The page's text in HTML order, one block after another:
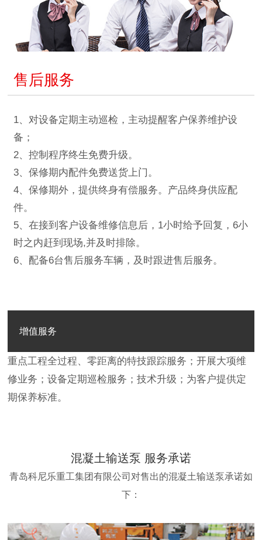
售后服务
1、对设备定期主动巡检，主动提醒客户保养维护设
备；
2、控制程序终生免费升级。
3、保修期内配件免费送货上门。
4、保修期外，提供终身有偿服务。产品终身供应配
件。
5、在接到客户设备维修信息后，1小时给予回复，6小
时之内赶到现场,并及时排除。
6、配备6台售后服务车辆，及时跟进售后服务。
增值服务
重点工程全过程、零距离的特技跟踪服务；开展大项维
修业务；设备定期巡检服务；技术升级；为客户提供定
期保养标准。
混凝土输送泵 服务承诺
青岛科尼乐重工集团有限公司对售出的混凝土输送泵承诺如
下：